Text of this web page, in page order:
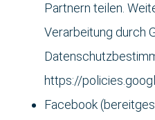
Partnern teilen.
Verarbeitung durch
https://
Facebook